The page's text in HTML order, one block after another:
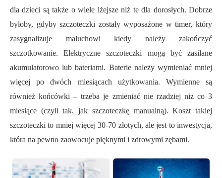
dla dzieci są także o wiele lżejsze niż te dla dorosłych. Dobrze
byłoby, gdyby szczoteczki zostały wyposażone w timer, który
zasygnalizuje maluchowi kiedy należy zakończyć
szczotkowanie. Elektryczne szczoteczki mogą być zasilane
akumulatorowo lub bateriami. Baterie należy wymieniać mniej
więcej po dwóch miesiącach użytkowania. Wymienne są
również końcówki – trzeba je zmieniać nie rzadziej niż co 3
miesiące (czyli tak, jak szczoteczkę manualną). Koszt takiej
szczoteczki to mniej więcej 30-70 złotych, ale jest to inwestycja,
która na pewno zaowocuje pięknymi i zdrowymi zębami.